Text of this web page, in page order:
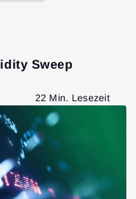
Sweep
22 Min. Lesezeit